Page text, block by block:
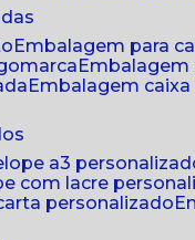
embalagem para
embalagem
a3
com lacre
personalizado